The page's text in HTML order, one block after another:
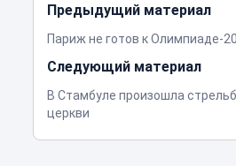
Предыдущий материал
Париж не готов к Олимпиаде-
Следующий материал
В Стамбуле произошла
церкви